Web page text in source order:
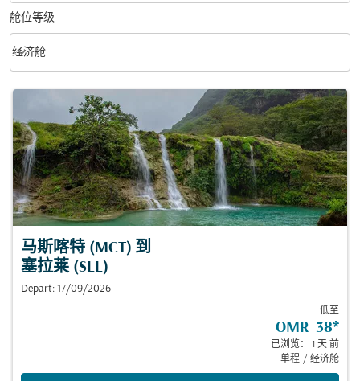
舱位等级
舱位等级 option 经济舱 Selected
经济舱
keyboard_arrow_down
马斯喀特 (MCT) 到
塞拉莱 (SLL)
Depart: 17/09/2026
低至
OMR 38*
已浏览： 1 天 前
单程 / 经济舱